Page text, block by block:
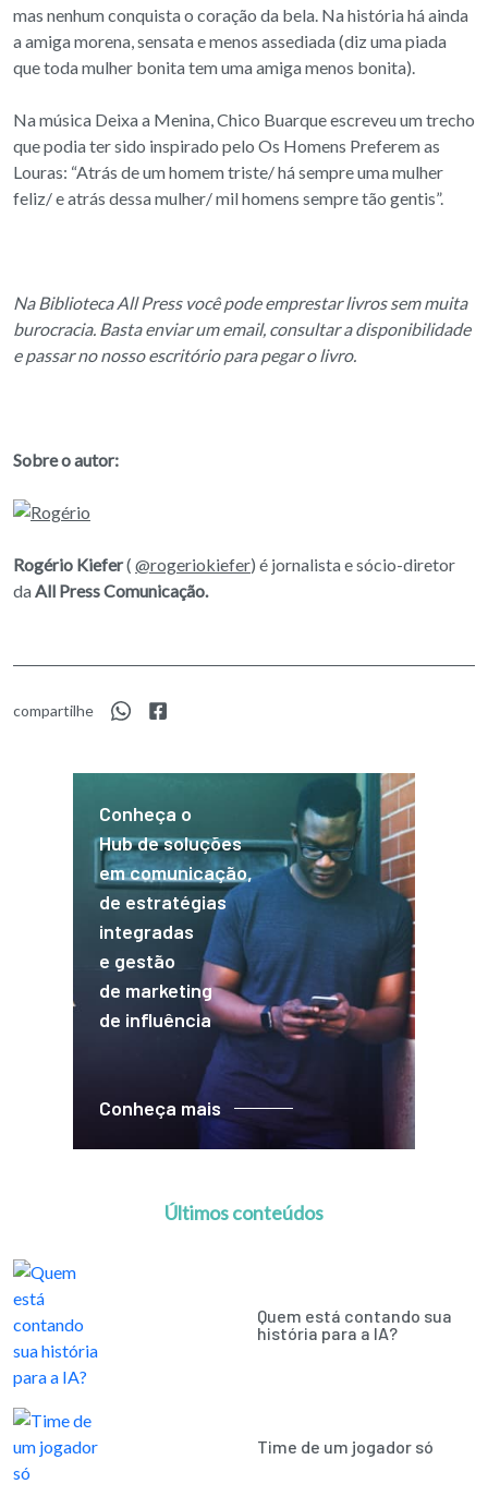
compartilhe
mas nenhum conquista o coração da bela. Na história há ainda
a amiga morena, sensata e menos assediada (diz uma piada
que toda mulher bonita tem uma amiga menos bonita).
Na música Deixa a Menina, Chico Buarque escreveu um trecho
que podia ter sido inspirado pelo Os Homens Preferem as
Louras: “Atrás de um homem triste/ há sempre uma mulher
feliz/ e atrás dessa mulher/ mil homens sempre tão gentis”.
Na Biblioteca All Press você pode emprestar livros sem muita
burocracia. Basta enviar um email, consultar a disponibilidade
e passar no nosso escritório para pegar o livro.
Sobre o autor:
Rogério Kiefer( @rogeriokiefer) é jornalista e sócio-diretor
da All Press Comunicação.
Conheça o
Hub de soluções
em comunicação,
de estratégias
integradas
e gestão
de marketing
de influência
Conheça mais
Últimos conteúdos
Quem está contando sua
história para a IA?
Time de um jogador só